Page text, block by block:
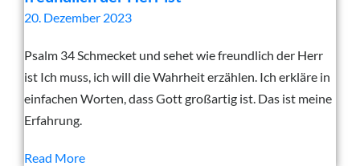
20. Dezember 2023
Psalm 34 Schmecket und sehet wie freundlich der Herr
ist Ich muss, ich will die Wahrheit erzählen. Ich erkläre in
einfachen Worten, dass Gott großartig ist. Das ist meine
Erfahrung.
Read More